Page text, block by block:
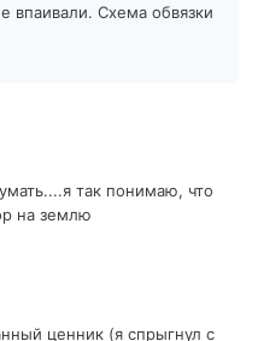
впаивали. Схема обвязки
так понимаю, что
на землю
ценник (я спрыгнул с